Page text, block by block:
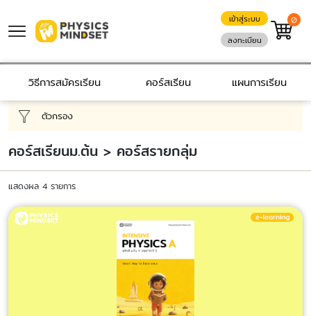
เข้าสู่ระบบ
ลงทะเบียน
0
วิธีการสมัครเรียน คอร์สเรียน แผนการเรียน
ตัวกรอง
คอร์สเรียนม.ต้น > คอร์สรายกลุ่ม
แสดงผล 4 รายการ